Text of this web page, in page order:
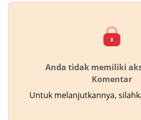
Anda tidak memiliki
Komentar
Untuk melanjutkannya,